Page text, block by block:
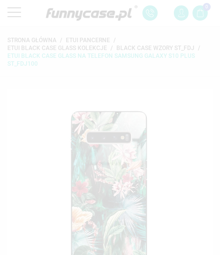
0
STRONA GŁÓWNA
ETUI PANCERNE
ETUI BLACK CASE GLASS KOLEKCJE
BLACK CASE WZORY ST_FDJ
ETUI BLACK CASE GLASS NA TELEFON SAMSUNG GALAXY S10 PLUS
ST_FDJ100